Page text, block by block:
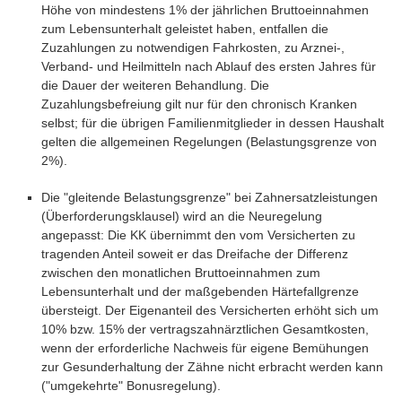
Höhe von mindestens 1% der jährlichen Bruttoeinnahmen
zum Lebensunterhalt geleistet haben, entfallen die
Zuzahlungen zu notwendigen Fahrkosten, zu Arznei-,
Verband- und Heilmitteln nach Ablauf des ersten Jahres für
die Dauer der weiteren Behandlung. Die
Zuzahlungsbefreiung gilt nur für den chronisch Kranken
selbst; für die übrigen Familienmitglieder in dessen Haushalt
gelten die allgemeinen Regelungen (Belastungsgrenze von
2%).
Die "gleitende Belastungsgrenze" bei Zahnersatzleistungen
(Überforderungsklausel) wird an die Neuregelung
angepasst: Die KK übernimmt den vom Versicherten zu
tragenden Anteil soweit er das Dreifache der Differenz
zwischen den monatlichen Bruttoeinnahmen zum
Lebensunterhalt und der maßgebenden Härtefallgrenze
übersteigt. Der Eigenanteil des Versicherten erhöht sich um
10% bzw. 15% der vertragszahnärztlichen Gesamtkosten,
wenn der erforderliche Nachweis für eigene Bemühungen
zur Gesunderhaltung der Zähne nicht erbracht werden kann
("umgekehrte" Bonusregelung).